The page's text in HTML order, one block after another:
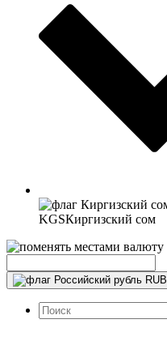
KGSКиргизский сом
RUB